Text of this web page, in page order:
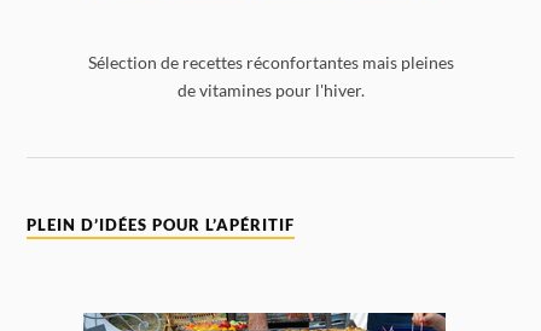
Sélection de recettes réconfortantes mais pleines
de vitamines pour l'hiver.
PLEIN D’IDÉES POUR L’APÉRITIF